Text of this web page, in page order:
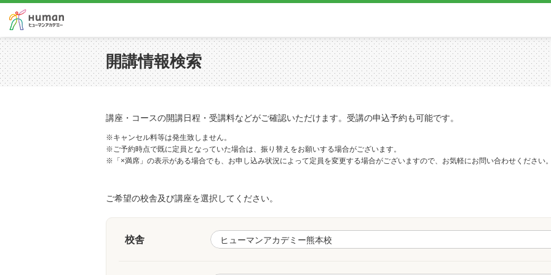
開講情報検索
講座・コースの開講日程・受講料などがご確認いただけます。受講の申込予約も可能です。
※キャンセル料等は発生致しません。
※ご予約時点で既に定員となっていた場合は、振り替えをお願いする場合がございます。
※「×満席」の表示がある場合でも、お申し込み状況によって定員を変更する場合がございますので、お気軽にお問い合わせください
ご希望の校舎及び講座を選択してください。
校舎